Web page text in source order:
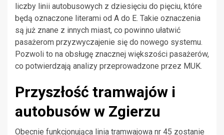
liczby linii autobusowych z dziesięciu do pięciu, które
będą oznaczone literami od A do E. Takie oznaczenia
są już znane z innych miast, co powinno ułatwić
pasażerom przyzwyczajenie się do nowego systemu.
Pozwoli to na obsługę znacznej większości pasażerów,
co potwierdzają analizy przeprowadzone przez MUK.
Przyszłość tramwajów i
autobusów w Zgierzu
Obecnie funkcjonująca linia tramwajowa nr 45 zostanie